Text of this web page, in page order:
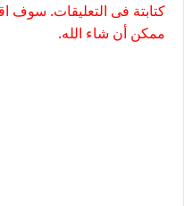
كتابتة فى التعليقات.
ممكن أن شاء الله.